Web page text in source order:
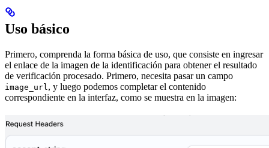
Uso básico
Primero, comprenda la forma básica de uso, que consiste en ingresar
el enlace de la imagen de la identificación para obtener el resultado
de verificación procesado. Primero, necesita pasar un campo
image_url , y luego podemos completar el contenido
correspondiente en la interfaz, como se muestra en la imagen: